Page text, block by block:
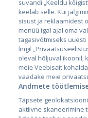
Leedu
City24.lv
City24.ee
suvandi „Keeldu
keelab selle. Kui
sisust ja reklaamidest
menüü igal ajal oma
tagasivõtmiseks
lingil
oleval hõljuval ikoonil,
meie Veebisait
vaadake meie
Andmete
Täpsete
aktiivne skaneerimine